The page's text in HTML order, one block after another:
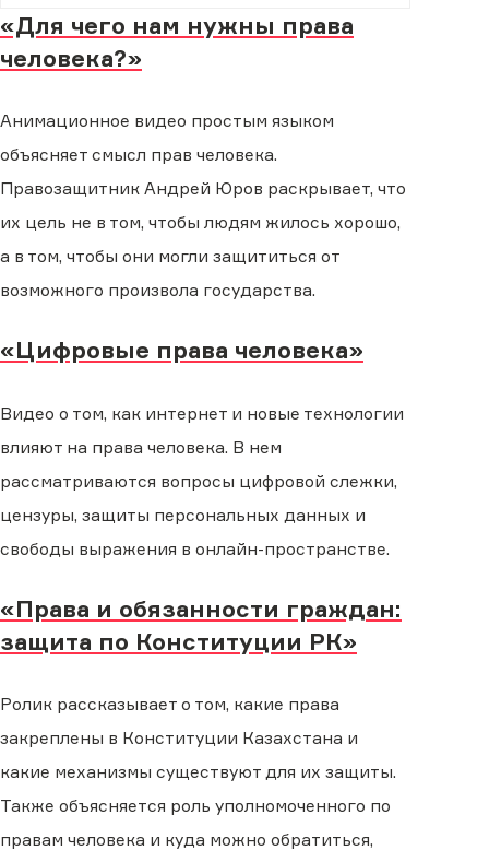
«Для чего нам нужны права
человека?»
Анимационное видео простым языком
объясняет смысл прав человека.
Правозащитник Андрей Юров раскрывает, что
их цель не в том, чтобы людям жилось хорошо,
а в том, чтобы они могли защититься от
возможного произвола государства.
«Цифровые права человека»
Видео о том, как интернет и новые технологии
влияют на права человека. В нем
рассматриваются вопросы цифровой слежки,
цензуры, защиты персональных данных и
свободы выражения в онлайн-пространстве.
«Права и обязанности граждан:
защита по Конституции РК»
Ролик рассказывает о том, какие права
закреплены в Конституции Казахстана и
какие механизмы существуют для их защиты.
Также объясняется роль уполномоченного по
правам человека и куда можно обратиться,